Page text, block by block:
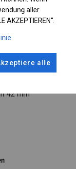
fi 42 mm
aller
AKZEPTIEREN“.
alle